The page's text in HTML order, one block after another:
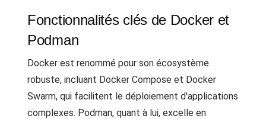
Fonctionnalités clés de Docker et
Podman
Docker est renommé pour son écosystème
robuste, incluant Docker Compose et Docker
Swarm, qui facilitent le déploiement d'applications
complexes. Podman, quant à lui, excelle en